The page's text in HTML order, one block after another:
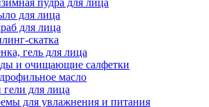
пудра для лица
для лица
для лица
скатка
гель для лица
и очищающие салфетки
масло
для лица
для увлажнения и питания